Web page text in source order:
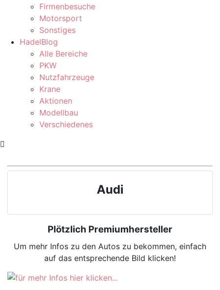
Firmenbesuche
Motorsport
Sonstiges
HadelBlog
Alle Bereiche
PKW
Nutzfahrzeuge
Krane
Aktionen
Modellbau
Verschiedenes
Audi
Plötzlich Premiumhersteller
Um mehr Infos zu den Autos zu bekommen, einfach
auf das entsprechende Bild klicken!